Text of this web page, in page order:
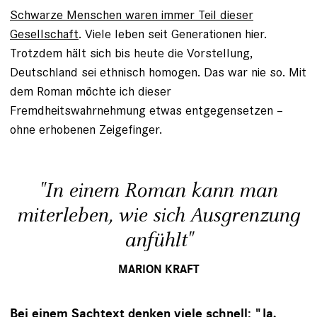
Schwarze Menschen waren immer Teil dieser
Gesellschaft. Viele leben seit Generationen hier.
Trotzdem hält sich bis heute die Vorstellung,
Deutschland sei ethnisch homogen. Das war nie so. Mit
dem Roman möchte ich dieser
Fremdheitswahrnehmung etwas entgegensetzen –
ohne erhobenen Zeigefinger.
"In einem Roman kann man
miterleben, wie sich Ausgrenzung
anfühlt"
MARION KRAFT